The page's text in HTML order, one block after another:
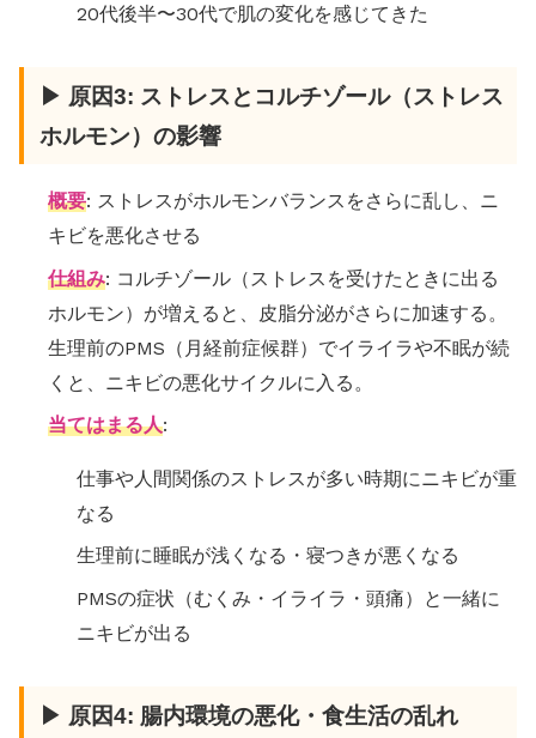
20代後半〜30代で肌の変化を感じてきた
▶ 原因3: ストレスとコルチゾール（ストレス
ホルモン）の影響
概要: ストレスがホルモンバランスをさらに乱し、ニ
キビを悪化させる
仕組み: コルチゾール（ストレスを受けたときに出る
ホルモン）が増えると、皮脂分泌がさらに加速する。
生理前のPMS（月経前症候群）でイライラや不眠が続
くと、ニキビの悪化サイクルに入る。
当てはまる人:
仕事や人間関係のストレスが多い時期にニキビが重
なる
生理前に睡眠が浅くなる・寝つきが悪くなる
PMSの症状（むくみ・イライラ・頭痛）と一緒に
ニキビが出る
▶ 原因4: 腸内環境の悪化・食生活の乱れ